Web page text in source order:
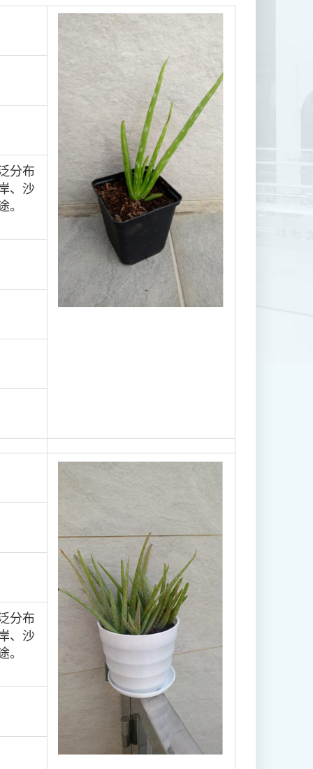
分布
、沙
。
分布
、沙
。